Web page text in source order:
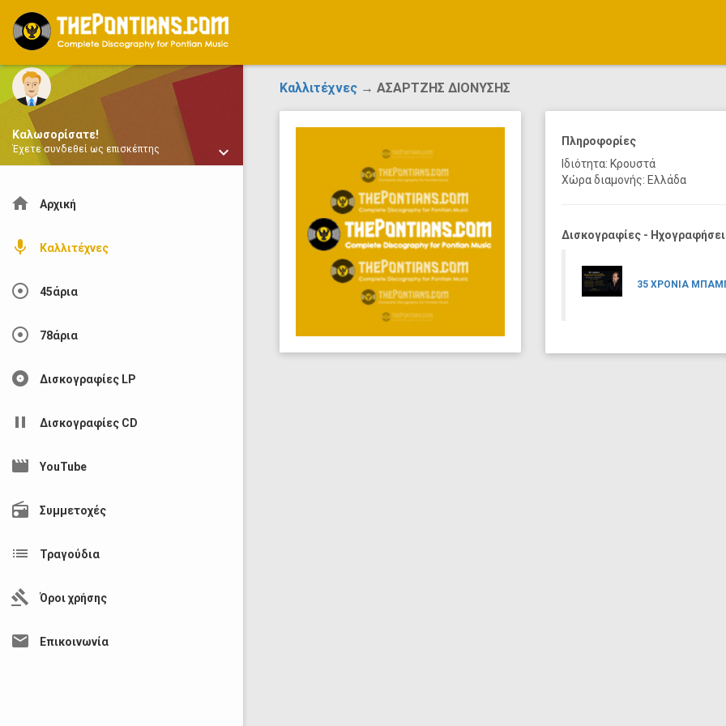
Καλωσορίσατε!
Έχετε συνδεθεί ως επισκέπτης keyboard_arrow_down
home Αρχική
mic Καλλιτέχνες
adjust 45άρια
adjust 78άρια
album Δισκογραφίες LP
pause Δισκογραφίες CD
movie YouTube
radio Συμμετοχές
list Τραγούδια
gavel Όροι χρήσης
mail Επικοινωνία
Καλλιτέχνες → ΑΣΑΡΤΖΗΣ ΔΙΟΝΥΣΗΣ
Πληροφορίες
Ιδιότητα: Κρουστά
Χώρα διαμονής: Ελλάδα
Δισκογραφίες -
35 ΧΡΟΝΙΑ